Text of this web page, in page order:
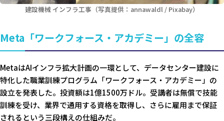
建設機械 インフラ工事（写真提供：annawaldl / Pixabay）
Meta「ワークフォース・アカデミー」の全容
MetaはAIインフラ拡大計画の一環として、データセンター建設に
特化した職業訓練プログラム「ワークフォース・アカデミー」の
設立を発表した。投資額は1億1500万ドル。受講者は無償で技能
訓練を受け、業界で通用する資格を取得し、さらに雇用まで保証
されるという三段構えの仕組みだ。